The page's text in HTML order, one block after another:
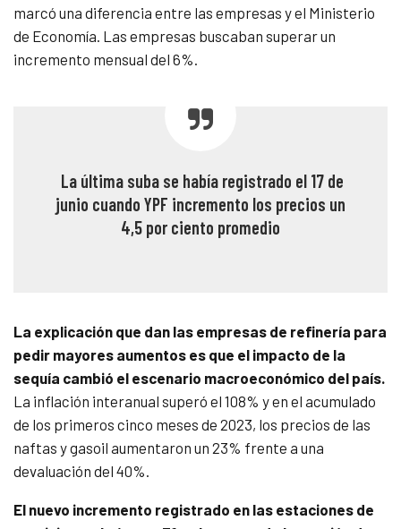
marcó una diferencia entre las empresas y el Ministerio
de Economía. Las empresas buscaban superar un
incremento mensual del 6%.
La última suba se había registrado el 17 de
junio cuando YPF incremento los precios un
4,5 por ciento promedio
La explicación que dan las empresas de refinería para
pedir mayores aumentos es que el impacto de la
sequía cambió el escenario macroeconómico del país.
La inflación interanual superó el 108% y en el acumulado
de los primeros cinco meses de 2023, los precios de las
naftas y gasoil aumentaron un 23% frente a una
devaluación del 40%.
El nuevo incremento registrado en las estaciones de